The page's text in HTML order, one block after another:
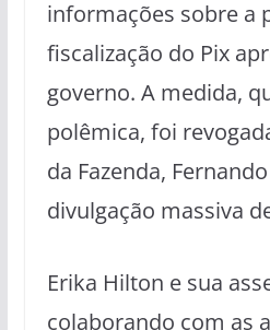
informações sobre a
fiscalização do Pix
governo. A medida,
polêmica, foi
da Fazenda,
divulgação massiva
Erika Hilton e sua
colaborando com as